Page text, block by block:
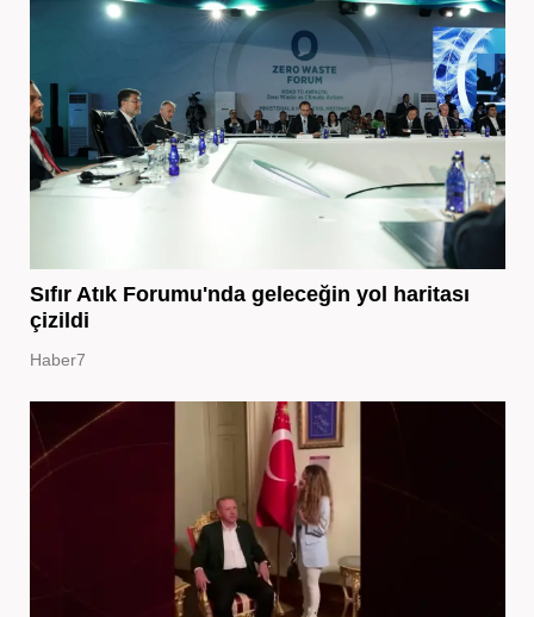
Sıfır Atık Forumu'nda geleceğin yol haritası
çizildi
Haber7